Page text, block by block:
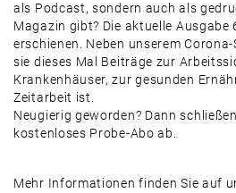
als Podcast, sondern auch als
Magazin gibt? Die aktuelle Ausgabe
erschienen. Neben unserem
sie dieses Mal Beiträge zur
Krankenhäuser, zur gesunden
Zeitarbeit ist.
Neugierig geworden? Dann
kostenloses Probe-Abo ab.
Mehr Informationen finden Sie auf